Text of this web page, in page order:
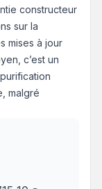
constructeur
sur la
mises à jour
c’est un
malgré